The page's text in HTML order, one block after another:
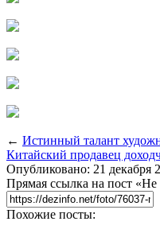
← Истинный талант
Китайский продавец
Опубликовано: 21 декабря
Прямая ссылка на пост «Не
Похожие посты: